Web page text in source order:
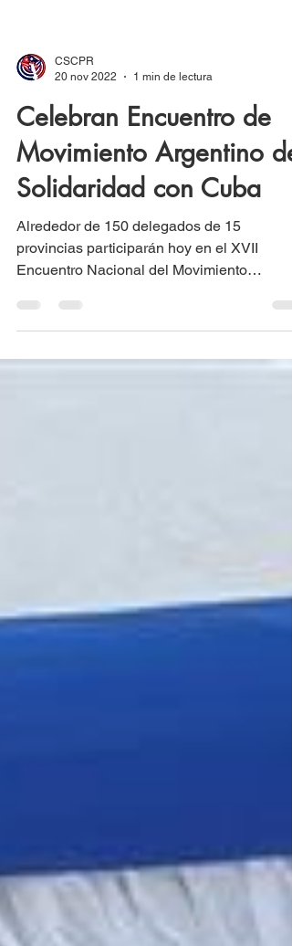
CSCPR
20 nov 2022
1 min de lectura
Celebran Encuentro de
Movimiento Argentino de
Solidaridad con Cuba
provincias participarán hoy en el XVII
Encuentro Nacional del Movimiento
Argentino de Solidaridad con...